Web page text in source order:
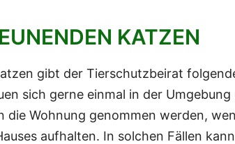
KATZEN
gibt der Tierschutzbeirat
sich gerne einmal in der Umgebung
die Wohnung genommen werden,
aufhalten. In solchen Fällen